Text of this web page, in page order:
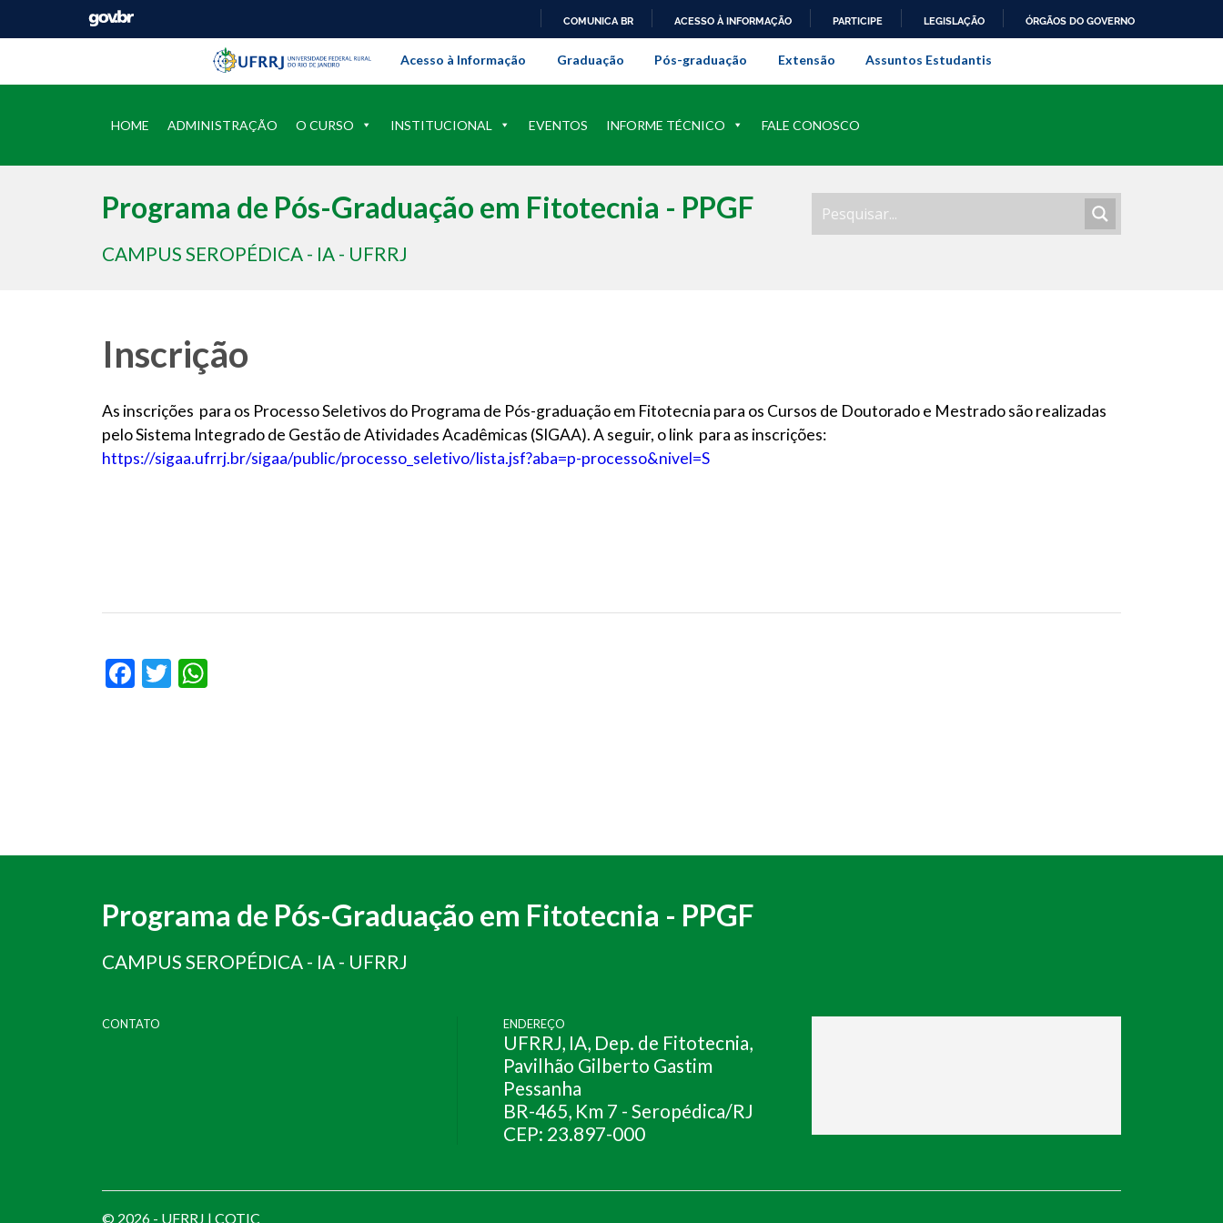
PARA
O
COMUNICA BR ACESSO À INFORMAÇÃO PARTICIPE LEGISLAÇÃO ÓRGÃOS DO GOVERNO
Pular barra institucional
Barra institucional da Universidade Federal Rural do Rio de Janeiro
Acesso à Informação Graduação Pós-graduação Extensão Assuntos Estudantis
HOME ADMINISTRAÇÃO O CURSO INSTITUCIONAL EVENTOS INFORME TÉCNICO FALE CONOSCO
Programa de Pós-Graduação em Fitotecnia - PPGF
CAMPUS SEROPÉDICA - IA - UFRRJ
Inscrição
As inscrições para os Processo Seletivos do Programa de Pós-graduação em Fitotecnia para os Cursos de Doutorado e Mestrado são realizadas
pelo Sistema Integrado de Gestão de Atividades Acadêmicas (SIGAA). A seguir, o link para as inscrições:
https://sigaa.ufrrj.br/sigaa/public/processo_seletivo/lista.jsf?aba=p-processo&nivel=S
Facebook
Twitter
Programa de Pós-Graduação em Fitotecnia - PPGF
CAMPUS SEROPÉDICA - IA - UFRRJ
CONTATO ENDEREÇO
UFRRJ, IA, Dep. de Fitotecnia,
Pavilhão Gilberto Gastim
Pessanha
BR-465, Km 7 - Seropédica/RJ
CEP: 23.897-000
© 2026 - UFRRJ | COTIC